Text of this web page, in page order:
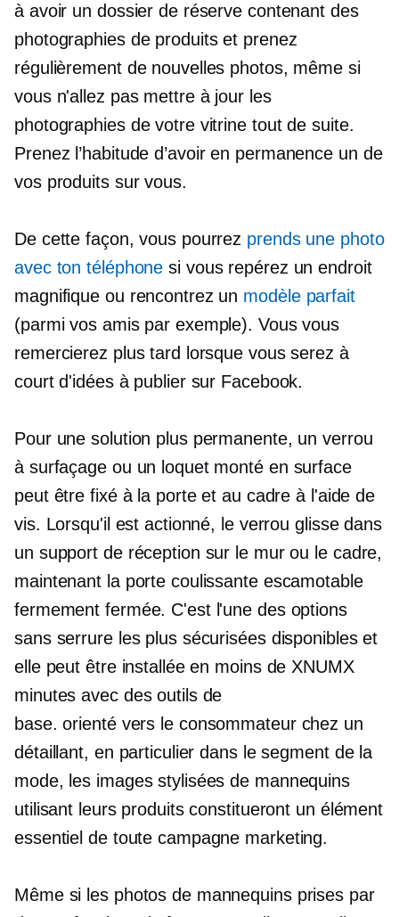
à avoir un dossier de réserve contenant des
photographies de produits et prenez
régulièrement de nouvelles photos, même si
vous n'allez pas mettre à jour les
photographies de votre vitrine tout de suite.
Prenez l’habitude d’avoir en permanence un de
vos produits sur vous.
De cette façon, vous pourrez prends une photo
avec ton téléphone si vous repérez un endroit
magnifique ou rencontrez un modèle parfait
(parmi vos amis par exemple). Vous vous
remercierez plus tard lorsque vous serez à
court d'idées à publier sur Facebook.
Pour une solution plus permanente, un verrou
à surfaçage ou un loquet monté en surface
peut être fixé à la porte et au cadre à l'aide de
vis. Lorsqu'il est actionné, le verrou glisse dans
un support de réception sur le mur ou le cadre,
maintenant la porte coulissante escamotable
fermement fermée. C'est l'une des options
sans serrure les plus sécurisées disponibles et
elle peut être installée en moins de XNUMX
minutes avec des outils de
base.orienté vers le consommateurchez un
détaillant, en particulier dans le segment de la
mode, les images stylisées de mannequins
utilisant leurs produits constitueront un élément
essentiel de toute campagne marketing.
Même si les photos de mannequins prises par